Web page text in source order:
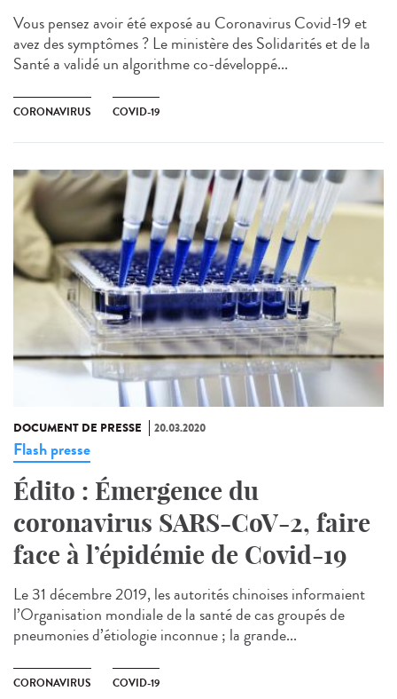
Vous pensez avoir été exposé au Coronavirus Covid-19 et
avez des symptômes ? Le ministère des Solidarités et de la
Santé a validé un algorithme co-développé...
CORONAVIRUS COVID-19
DOCUMENT DE PRESSE 20.03.2020
Flash presse
Édito : Émergence du
coronavirus SARS-CoV-2, faire
face à l’épidémie de Covid-19
Le 31 décembre 2019, les autorités chinoises informaient
l’Organisation mondiale de la santé de cas groupés de
pneumonies d’étiologie inconnue ; la grande...
CORONAVIRUS COVID-19